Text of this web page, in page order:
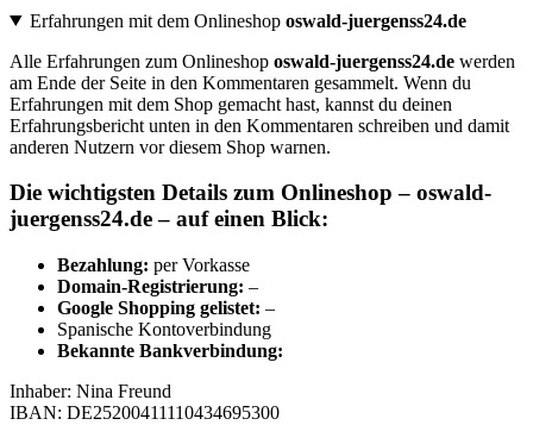
Erfahrungen mit dem Onlineshop oswald-juergenss24.de
Alle Erfahrungen zum Onlineshop oswald-juergenss24.de werden
am Ende der Seite in den Kommentaren gesammelt. Wenn du
Erfahrungen mit dem Shop gemacht hast, kannst du deinen
Erfahrungsbericht unten in den Kommentaren schreiben und damit
anderen Nutzern vor diesem Shop warnen.
Die wichtigsten Details zum Onlineshop – oswald-
juergenss24.de– auf einen Blick:
Bezahlung: per Vorkasse
Domain-Registrierung: –
Google Shopping gelistet: –
Spanische Kontoverbindung
Bekannte Bankverbindung:
Inhaber: Nina Freund
IBAN: DE25200411110434695300